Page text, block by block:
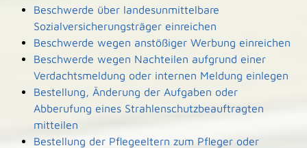
Beschwerde über landesunmittelbare
Sozialversicherungsträger einreichen
Beschwerde wegen anstößiger Werbung einreichen
Beschwerde wegen Nachteilen aufgrund einer
Verdachtsmeldung oder internen Meldung einlegen
Bestellung, Änderung der Aufgaben oder
Abberufung eines Strahlenschutzbeauftragten
mitteilen
Bestellung der Pflegeeltern zum Pfleger oder